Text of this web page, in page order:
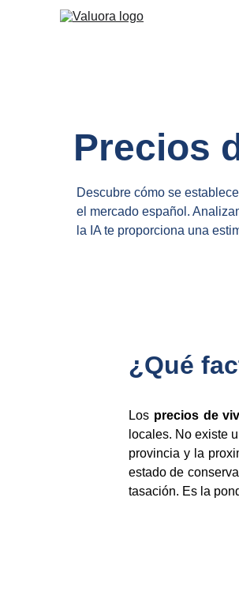
Precios
Descubre cómo se
el mercado español.
la IA te proporciona una
¿Qué
Los precios de
locales. No existe
provincia y la
estado de
tasación. Es la